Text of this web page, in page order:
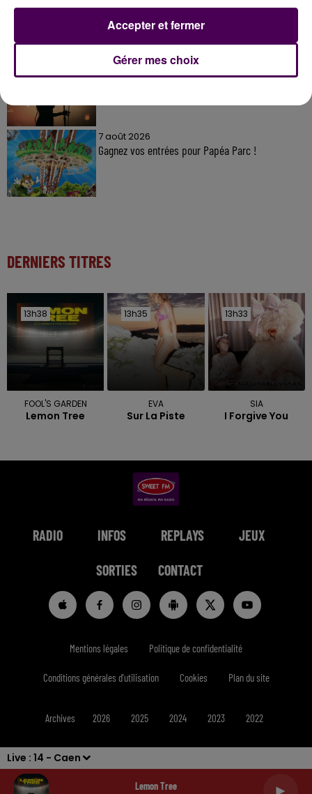
Live : 14 - Caen
Lemon Tree
Gagnez vos pass pour le V and B Fest' 2026 !
11 juillet 2026
Inscrivez-vous au casting The Voice & The Voice
7 août 2026
Gagnez vos entrées pour Papéa Parc !
DERNIERS TITRES
13h38
13h38
FOOL'S GARDEN
Lemon Tree
13h35
13h35
EVA
Sur La Piste
13h33
13h33
SIA
I Forgive You
RADIO INFOS REPLAYS JEUX
SORTIES CONTACT
Mentions légales Politique de confidentialité
Conditions générales d'utilisation Cookies Plan du site
Archives 2026 2025 2024 2023 2022
Gérer mes choix
Accepter et fermer